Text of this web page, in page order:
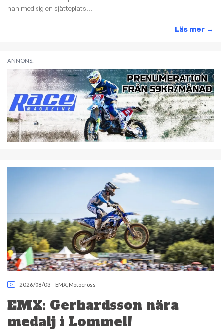
han med sig en sjätteplats...
Läs mer →
ANNONS:
2026/08/03 - EMX Motocross
EMX: Gerhardsson nära
medalj i Lommel!